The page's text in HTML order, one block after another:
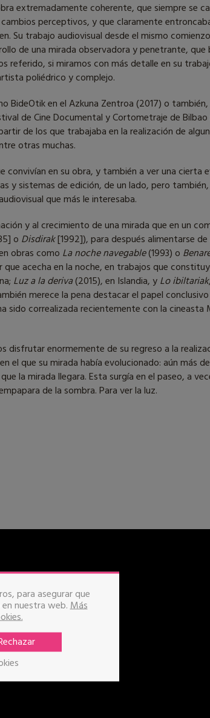
extremadamente coherente, que siempre se
perceptivos, y que claramente
Su trabajo audiovisual desde el mismo
de una mirada observadora y penetrante, que
referido, si miramos con más detalle en su
poliédrico y complejo.
BideOtik en el Azkuna Zentroa (2017) o
de Cine Documental y Cortometraje de Bilbao
de los que trabajaba en la realización de
otras muchas.
en su obra, y también a ver una cierta
y sistemas de edición, de un lado, pero
que más le interesaba.
y al crecimiento de una mirada que en un
o Disdirak[1992]), para después alimentarse
obras como La noche navegable(1993) o
acecha en la noche, en trabajos que
Luz a la deriva(2015), en Islandia, yLo ibiltariak
merece la pena destacar el papel
correalizada recientemente con la cineasta
enormemente de su regreso a la
que su mirada había evolucionado: aún más
la mirada llegara. Esta surgía en el paseo, a
de la sombra. Para ver la luz.
para asegurar que
en nuestra web.Más